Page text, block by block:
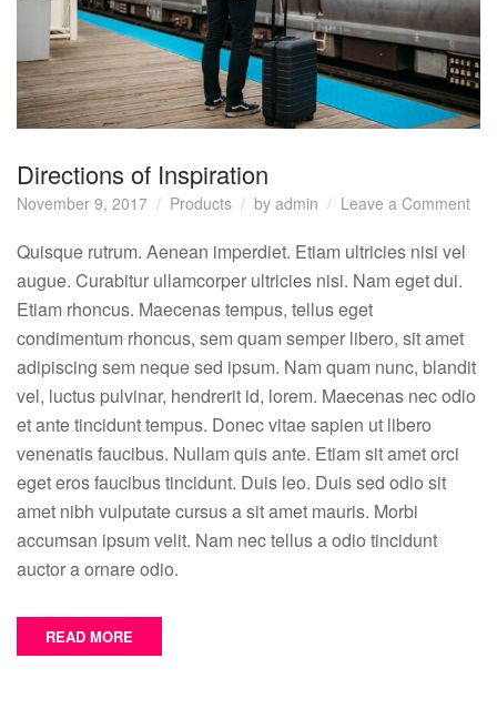
Directions of Inspiration
November 9, 2017 Products by admin Leave a Commenton
Quisque rutrum. Aenean imperdiet. Etiam ultricies nisi vel
augue. Curabitur ullamcorper ultricies nisi. Nam eget dui.
Etiam rhoncus. Maecenas tempus, tellus eget
condimentum rhoncus, sem quam semper libero, sit amet
adipiscing sem neque sed ipsum. Nam quam nunc, blandit
vel, luctus pulvinar, hendrerit id, lorem. Maecenas nec odio
et ante tincidunt tempus. Donec vitae sapien ut libero
venenatis faucibus. Nullam quis ante. Etiam sit amet orci
eget eros faucibus tincidunt. Duis leo. Duis sed odio sit
amet nibh vulputate cursus a sit amet mauris. Morbi
accumsan ipsum velit. Nam nec tellus a odio tincidunt
auctor a ornare odio.
READ MORE